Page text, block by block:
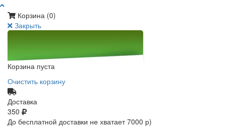
Корзина (0)
Закрыть
Корзина пуста
Очистить корзину
Доставка
350
До бесплатной доставки не хватает 7000 р)